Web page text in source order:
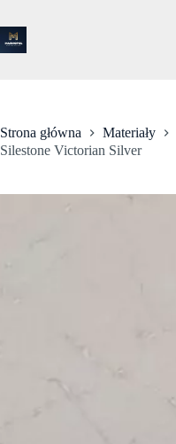
treści
Strona główna Materiały
Silestone Victorian Silver